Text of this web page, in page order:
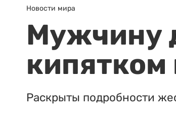
Новости мира
Мужчину
кипятком
Раскрыты подробности